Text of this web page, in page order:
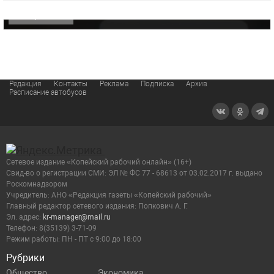
Редакция Контакты Реклама Подписка
Архив
Расписание автобусов
Рубрики
Сетевое издание «Копейский рабочий онлайн» (16+)
Cвид-во о регистрации СМИ: ЭЛ № ФС 77 - 68613 от 03.02.2017 г. выдано
Роскомнадзором
Учредитель: АНО «Редакция газеты «Копейский рабочий»
Главный редактор сетевого издания: Попкович А. Г.
Эл. адрес: kr-manager@mail.ru
Телефон: 8(35139) 3-71-09
Режим работы: ПН - ПТ с 9:00 до 18:00